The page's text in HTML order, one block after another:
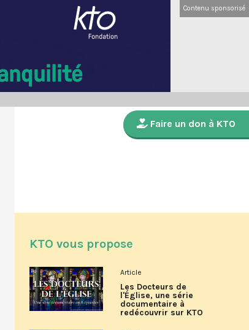
Contenu sponsorisé
Faire un don à KTO
KTO vous propose
Article
Les Docteurs de
l'Église, une série
documentaire à
redécouvrir sur KTO